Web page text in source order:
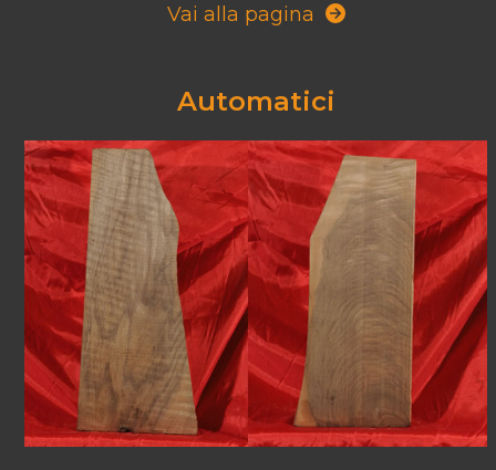
Vai alla pagina
Automatici